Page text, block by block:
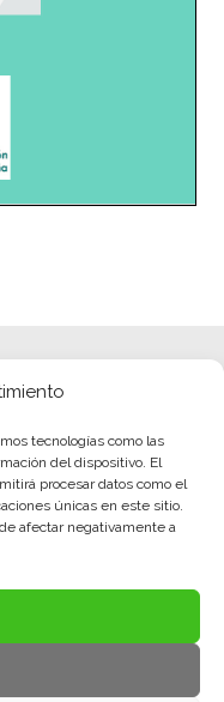
tecnologías como las
del dispositivo. El
procesar datos como el
únicas en este sitio.
afectar negativamente a